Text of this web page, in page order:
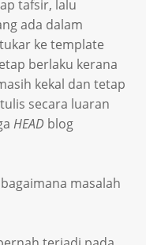
tafsir, lalu
ada dalam
ke template
berlaku kerana
kekal dan tetap
secara luaran
HEAD blog
masalah